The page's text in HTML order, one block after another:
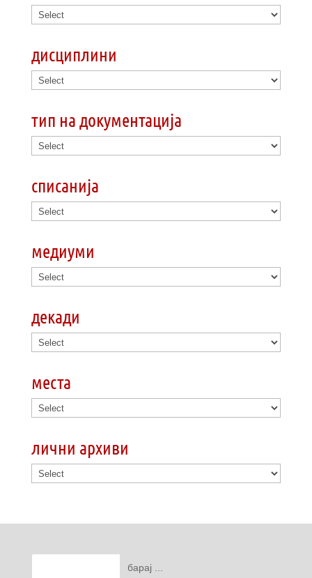
дисциплини
тип на документација
списанија
медиуми
декади
места
лични архиви